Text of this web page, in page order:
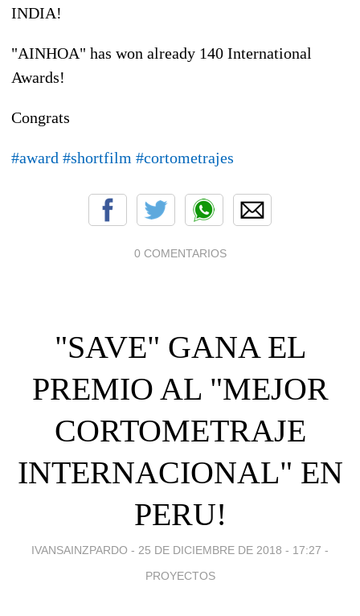
INDIA!
"AINHOA" has won already 140 International
Awards!
Congrats
#award #shortfilm #cortometrajes
0 COMENTARIOS
"SAVE" GANA EL
PREMIO AL "MEJOR
CORTOMETRAJE
INTERNACIONAL" EN
PERU!
IVANSAINZPARDO - 25 DE DICIEMBRE DE 2018 - 17:27 -
PROYECTOS